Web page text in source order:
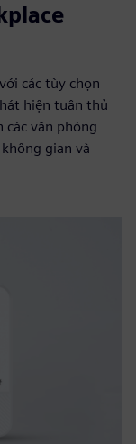
các tùy chọn
hiện tuân thủ
các văn phòng
gian và